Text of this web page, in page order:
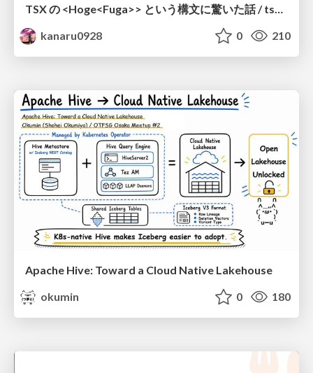
TSX の <Hoge<Fuga>> という構文に驚いた話 / tsx-type-argument-syntax
kanaru0928
0 210
Apache Hive: Toward a Cloud Native Lakehouse
okumin
0 180